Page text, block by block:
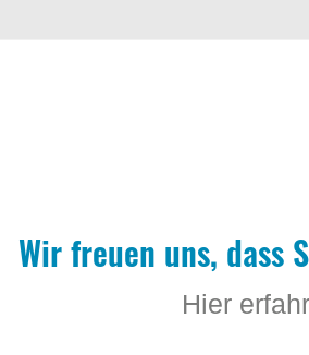
Wir freuen uns, dass
Hier